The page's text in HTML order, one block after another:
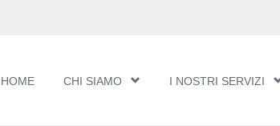
HOME CHI SIAMO I NOSTRI SERVIZI